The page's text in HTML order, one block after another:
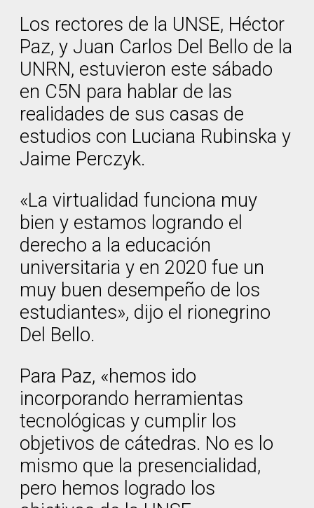
Los rectores de la UNSE, Héctor
Paz, y Juan Carlos Del Bello de la
UNRN, estuvieron este sábado
en C5N para hablar de las
realidades de sus casas de
estudios con Luciana Rubinska y
Jaime Perczyk.
«La virtualidad funciona muy
bien y estamos logrando el
derecho a la educación
universitaria y en 2020 fue un
muy buen desempeño de los
estudiantes», dijo el rionegrino
Del Bello.
Para Paz, «hemos ido
incorporando herramientas
tecnológicas y cumplir los
objetivos de cátedras. No es lo
mismo que la presencialidad,
pero hemos logrado los